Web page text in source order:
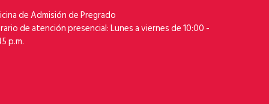
de Admisión de Pregrado
de atención presencial: Lunes a viernes de 10:00 -
p.m.